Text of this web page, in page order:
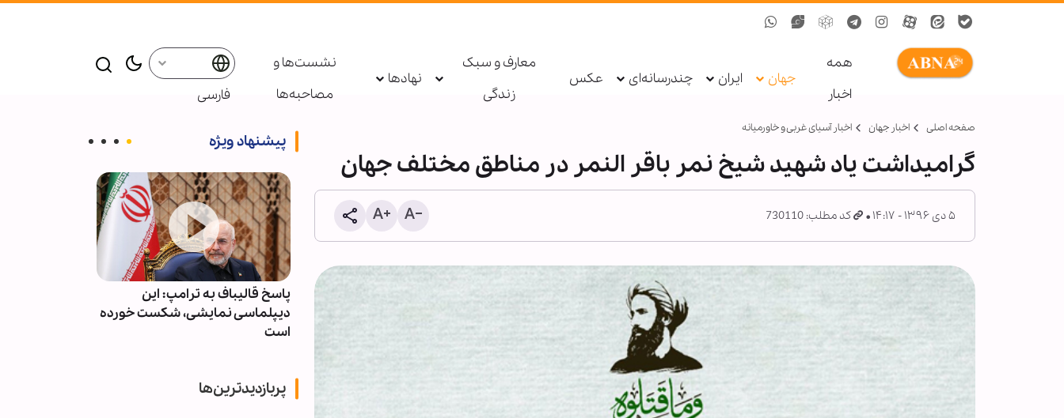
همه
اخبار
جهان ایران چندرسانه‌ای عکس
معارف و سبک
زندگی
نهادها
نشست‌ها و
مصاحبه‌ها
فارسی
صفحه اصلی اخبار جهان اخبار آسیای غربی و خاورمیانه
گرامیداشت یاد شهید شیخ نمر باقر النمر در مناطق مختلف جهان
۵ دی ۱۳۹۶ - ۱۴:۱۷ کد مطلب: 730110
پیشنهاد ویژه
حزب‌الله: دولت لبنان مذاکرات و
امتیازدهی به تل‌آویو را متوقف کند
پاسخ قالیباف به ترامپ: این
دیپلماسی نمایشی، شکست خورده
است
پربازدیدترین‌ها